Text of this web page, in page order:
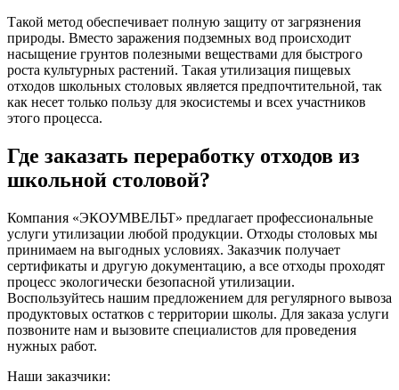
Такой метод обеспечивает полную защиту от загрязнения
природы. Вместо заражения подземных вод происходит
насыщение грунтов полезными веществами для быстрого
роста культурных растений. Такая утилизация пищевых
отходов школьных столовых является предпочтительной, так
как несет только пользу для экосистемы и всех участников
этого процесса.
Где заказать переработку отходов из
школьной столовой?
Компания «ЭКОУМВЕЛЬТ» предлагает профессиональные
услуги утилизации любой продукции. Отходы столовых мы
принимаем на выгодных условиях. Заказчик получает
сертификаты и другую документацию, а все отходы проходят
процесс экологически безопасной утилизации.
Воспользуйтесь нашим предложением для регулярного вывоза
продуктовых остатков с территории школы. Для заказа услуги
позвоните нам и вызовите специалистов для проведения
нужных работ.
Наши заказчики: